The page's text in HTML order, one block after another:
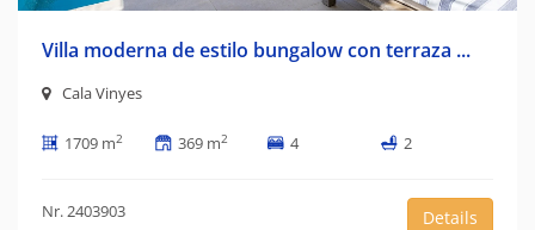
Villa moderna de estilo bungalow con terraza ...
Cala Vinyes
1709 m2 369 m2 4 2
Nr. 2403903 Details